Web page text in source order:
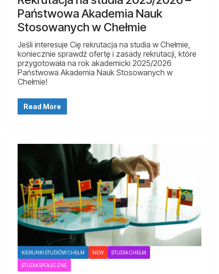
Państwowa Akademia Nauk
Stosowanych w Chełmie
Jeśli interesuje Cię rekrutacja na studia w Chełmie,
koniecznie sprawdź ofertę i zasady rekrutacji, które
przygotowała na rok akademicki 2025/2026
Państwowa Akademia Nauk Stosowanych w
Chełmie!
Read More
KIERUNKI STUDIÓW CHEŁM NEW STUDIA CHEŁM
STUDIA SPOŁECZNE